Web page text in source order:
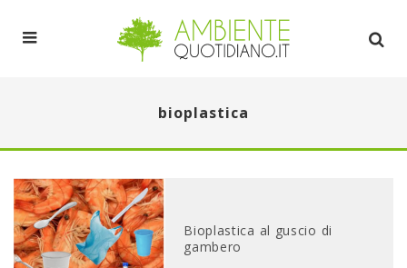
bioplastica
Bioplastica al guscio di
gambero